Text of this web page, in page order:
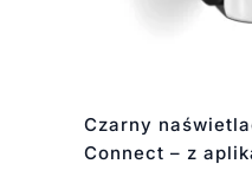
Czarny
Connect – z